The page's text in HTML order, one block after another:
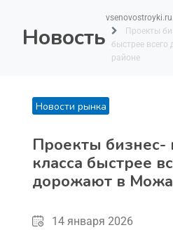
Новость
vsenovostroyki.ru
Проекты
быстрее
районе
Новости рынка
Проекты
класса быстрее
дорожают в
14 января 2026